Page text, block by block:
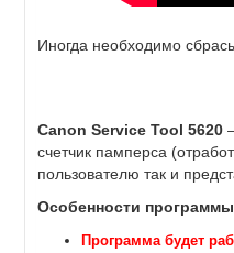
Иногда необходимо
Canon Service Tool 5620
счетчик памперса
пользователю так и
Особенности
Программа будет